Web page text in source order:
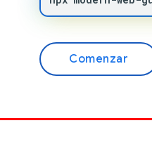
Comenzar